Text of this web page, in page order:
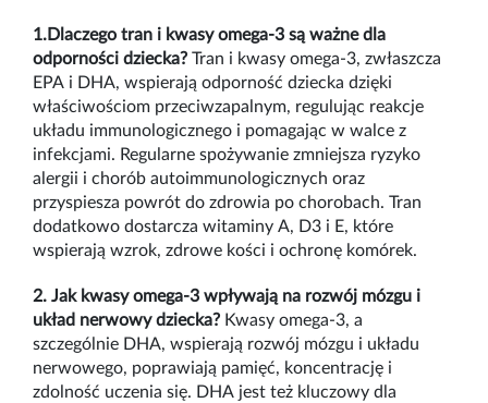
1.Dlaczego tran i kwasy omega-3 są ważne dla
odporności dziecka? Tran i kwasy omega-3, zwłaszcza
EPA i DHA, wspierają odporność dziecka dzięki
właściwościom przeciwzapalnym, regulując reakcje
układu immunologicznego i pomagając w walce z
infekcjami. Regularne spożywanie zmniejsza ryzyko
alergii i chorób autoimmunologicznych oraz
przyspiesza powrót do zdrowia po chorobach. Tran
dodatkowo dostarcza witaminy A, D3 i E, które
wspierają wzrok, zdrowe kości i ochronę komórek.
2. Jak kwasy omega-3 wpływają na rozwój mózgu i
układ nerwowy dziecka? Kwasy omega-3, a
szczególnie DHA, wspierają rozwój mózgu i układu
nerwowego, poprawiają pamięć, koncentrację i
zdolność uczenia się. DHA jest też kluczowy dla